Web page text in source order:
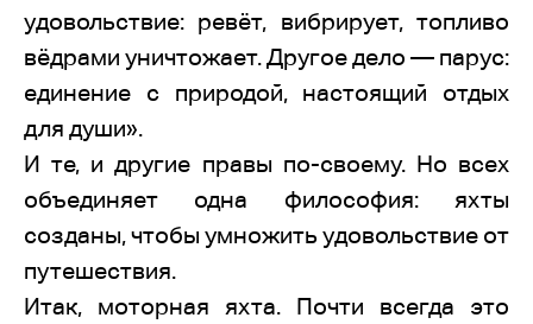
удовольствие: ревёт, вибрирует, топливо
вёдрами уничтожает. Другое дело — парус:
единение с природой, настоящий отдых
для души».
И те, и другие правы по-своему. Но всех
объединяет одна философия: яхты
созданы, чтобы умножить удовольствие от
путешествия.
Итак, моторная яхта. Почти всегда это